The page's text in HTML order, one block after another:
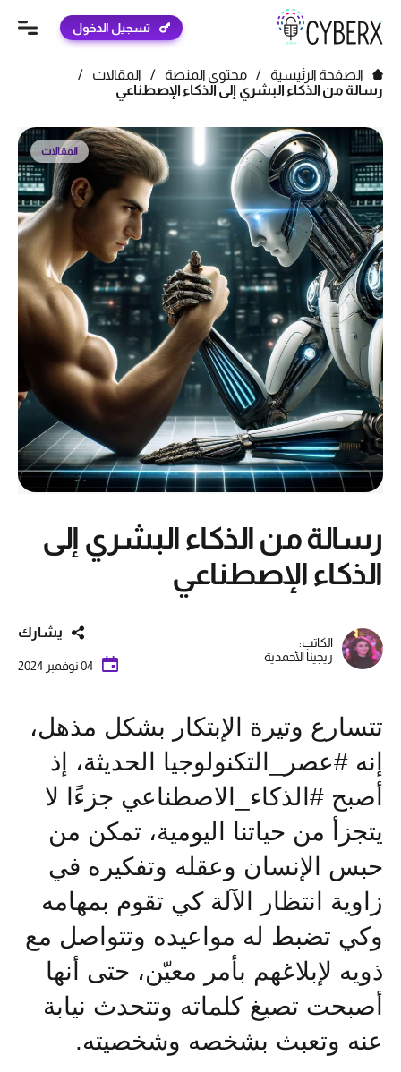
تسجيل الدخول
الصفحة الرئيسية / محتوى المنصة / المقالات
/
رسالة من الذكاء البشري إلى الذكاء الإصطناعي
المقالات
رسالة من الذكاء البشري إلى
الذكاء الإصطناعي
الكاتب:
ريجينا الأحمدية
يشارك
04 نوفمبر 2024
تتسارع وتيرة الإبتكار بشكل مذهل،
إنه #عصر_التكنولوجيا الحديثة، إذ
أصبح #الذكاء_الاصطناعي جزءًا لا
يتجزأ من حياتنا اليومية، تمكن من
حبس الإنسان وعقله وتفكيره في
زاوية انتظار الآلة كي تقوم بمهامه
وكي تضبط له مواعيده وتتواصل مع
ذويه لإبلاغهم بأمر معيّن، حتى أنها
أصبحت تصيغ كلماته وتتحدث نيابة
عنه وتعبث بشخصه وشخصيته.